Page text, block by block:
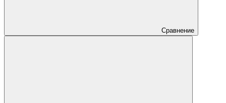
Сравнение